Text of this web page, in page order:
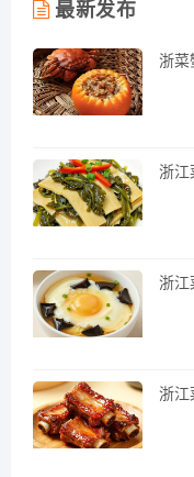
最新发布
浙菜
浙江
浙江
浙江